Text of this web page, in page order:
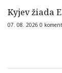
Kyjev žiada
07. 08. 2026 0